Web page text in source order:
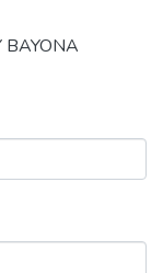
BAYONA